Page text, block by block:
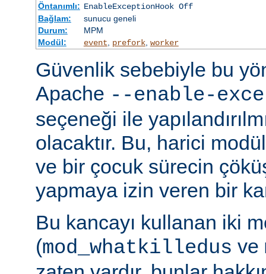
Öntanımlı: EnableExceptionHook Off
Bağlam:
sunucu geneli
Durum:
MPM
Modül:
event prefork, worker
Güvenlik sebebiyle bu
Apache --enable-
seçeneği ile
olacaktır. Bu, harici
ve bir çocuk sürecin
yapmaya izin veren bir
Bu kancayı kullanan iki
(mod_whatkilledus ve